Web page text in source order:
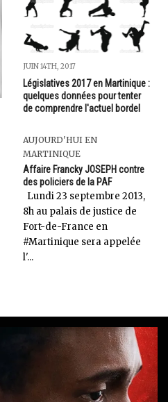
JUIN 14TH, 2017
Législatives 2017 en Martinique :
quelques données pour tenter
de comprendre l'actuel bordel
AUJOURD'HUI EN
MARTINIQUE
Affaire Francky JOSEPH contre
des policiers de la PAF
Lundi 23 septembre 2013,
8h au palais de justice de
Fort-de-France en
#Martinique sera appelée
l'...